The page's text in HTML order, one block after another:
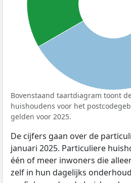
Bovenstaand taartdiagram toont
huishoudens voor het
gelden voor 2025.
De cijfers gaan over de
januari 2025. Particuliere
één of meer inwoners die
zelf in hun dagelijks